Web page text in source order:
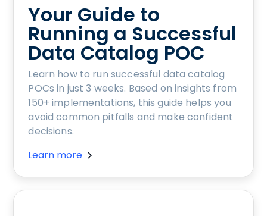
Your Guide to
Running a Successful
Data Catalog POC
Learn how to run successful data catalog
POCs in just 3 weeks. Based on insights from
150+ implementations, this guide helps you
avoid common pitfalls and make confident
decisions.
Learn more